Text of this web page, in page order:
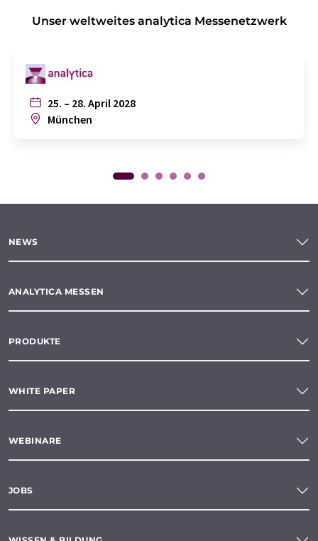
Unser weltweites analytica Messenetzwerk
25. – 28. April 2028
München
NEWS
ANALYTICA MESSEN
PRODUKTE
WHITE PAPER
WEBINARE
JOBS